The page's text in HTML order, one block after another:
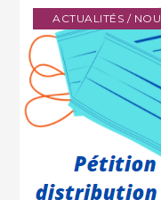
ACTUALITÉS /